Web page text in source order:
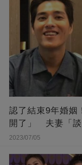
認了結束9年婚姻
開了」 夫妻「談
2023/07/05